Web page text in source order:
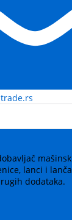
lanci i
dodataka.